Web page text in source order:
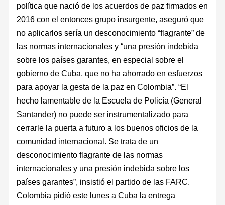
política que nació de los acuerdos de paz firmados en
2016 con el entonces grupo insurgente, aseguró que
no aplicarlos sería un desconocimiento “flagrante” de
las normas internacionales y “una presión indebida
sobre los países garantes, en especial sobre el
gobierno de Cuba, que no ha ahorrado en esfuerzos
para apoyar la gesta de la paz en Colombia”. “El
hecho lamentable de la Escuela de Policía (General
Santander) no puede ser instrumentalizado para
cerrarle la puerta a futuro a los buenos oficios de la
comunidad internacional. Se trata de un
desconocimiento flagrante de las normas
internacionales y una presión indebida sobre los
países garantes”, insistió el partido de las FARC.
Colombia pidió este lunes a Cuba la entrega